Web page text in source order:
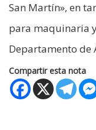
San Martín», en
para maquinaria
Departamento de
Compartir esta nota